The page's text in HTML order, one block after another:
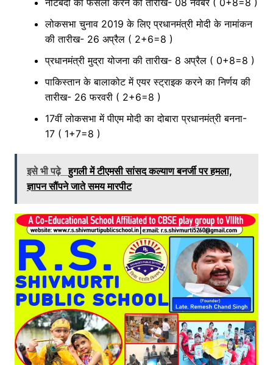
लोकसभा चुनाव 2019 के लिए प्रधानमंत्री मोदी के नामांकन
की तारीख- 26 अप्रैल ( 2+6=8 )
प्रधानमंत्री मुद्रा योजना की तारीख- 8 अप्रैल ( 0+8=8 )
पाकिस्तान के बालाकोट में एयर स्ट्राइक करने का निर्णय की
तारीख- 26 फरवरी ( 2+6=8 )
17वीं लोकसभा में पीएम मोदी का दोबारा प्रधानमंत्री बनना-
17 ( 1+7=8 )
इसे भी पढ़े हुगली में टीएमसी सांसद कल्याण बनर्जी पर हमला,
ज्ञापन सौंपने जाते समय मारपीट